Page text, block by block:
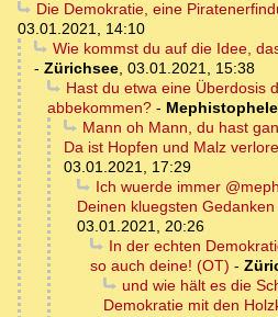
Die Demokratie, eine
03.01.2021, 14:10
Wie kommst du auf die Idee,
- Zürichsee, 03.01.2021, 15:38
Hast du etwa eine Überdosis
abbekommen? -
Mann oh Mann, du hast
Da ist Hopfen und Malz
03.01.2021, 17:29
Ich wuerde immer
Deinen kluegsten
03.01.2021, 20:26
In der echten
so auch deine! (OT) -
und wie hält es die
Demokratie mit den